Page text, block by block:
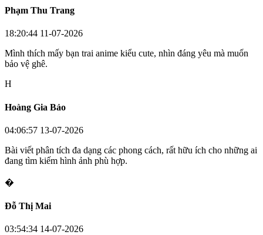
Phạm Thu Trang
18:20:44 11-07-2026
Mình thích mấy bạn trai anime kiểu cute, nhìn đáng yêu mà muốn
bảo vệ ghê.
H
Hoàng Gia Bảo
04:06:57 13-07-2026
Bài viết phân tích đa dạng các phong cách, rất hữu ích cho những ai
đang tìm kiếm hình ảnh phù hợp.
�
Đỗ Thị Mai
03:54:34 14-07-2026